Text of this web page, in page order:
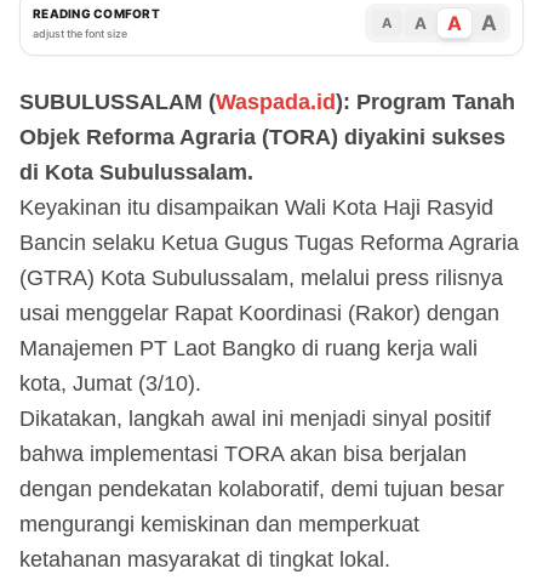
READING COMFORT
adjust the font size
A A A A
SUBULUSSALAM (Waspada.id): Program Tanah
Objek Reforma Agraria (TORA) diyakini sukses
di Kota Subulussalam.
Keyakinan itu disampaikan Wali Kota Haji Rasyid
Bancin selaku Ketua Gugus Tugas Reforma Agraria
(GTRA) Kota Subulussalam, melalui press rilisnya
usai menggelar Rapat Koordinasi (Rakor) dengan
Manajemen PT Laot Bangko di ruang kerja wali
kota, Jumat (3/10).
Dikatakan, langkah awal ini menjadi sinyal positif
bahwa implementasi TORA akan bisa berjalan
dengan pendekatan kolaboratif, demi tujuan besar
mengurangi kemiskinan dan memperkuat
ketahanan masyarakat di tingkat lokal.